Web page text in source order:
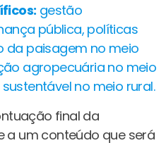
gestão
pública, políticas
da paisagem no meio
agropecuária no meio
no meio rural.
final da
a um conteúdo que será